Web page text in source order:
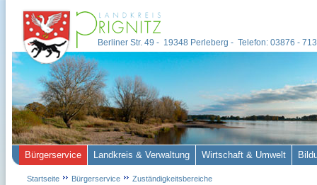
Berliner Str. 49 - 19348 Perleberg - Telefon: 03876 -
Bürgerservice Landkreis & Verwaltung Wirtschaft & Umwelt
Startseite Bürgerservice Zuständigkeitsbereiche